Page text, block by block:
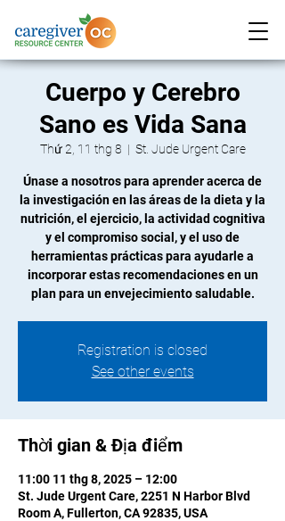
Cuerpo y Cerebro
Sano es Vida Sana
Thứ 2, 11 thg 8
  |
St. Jude Urgent Care
Únase a nosotros para aprender acerca de
la investigación en las áreas de la dieta y la
nutrición, el ejercicio, la actividad cognitiva
y el compromiso social, y el uso de
herramientas prácticas para ayudarle a
incorporar estas recomendaciones en un
plan para un envejecimiento saludable.
Registration is closed
See other events
Thời gian & Địa điểm
11:00 11 thg 8, 2025 – 12:00
St. Jude Urgent Care, 2251 N Harbor Blvd
Room A, Fullerton, CA 92835, USA